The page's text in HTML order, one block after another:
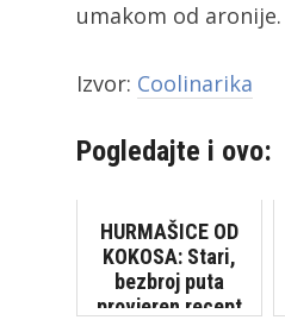
umakom od aronije.
Izvor: Coolinarika
Pogledajte i ovo:
HURMAŠICE OD
KOKOSA: Stari,
bezbroj puta
provjeren recept